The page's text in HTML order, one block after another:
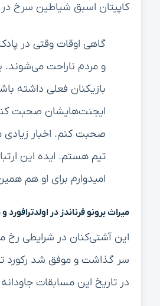
کاپیتان اسبق شیاطین سرخ در
گاهی اوقات وقتی در
و مردم ناراحت
بازیکنان فعلی داشته
ایجنت‌هایشان صحبت
صحبت کنم. اخبار زیادی
تیم هستم. ایده این
امیدوارم برای او هم
میراث برونو فرناندز در
این آشتی‌کنان در شرایطی رخ
در تاریخ این مسابقات